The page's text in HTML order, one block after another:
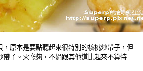
，原本是要點聽起來很特別的核桃炒帶子，但
帶子。火喉夠，不過跟其他道比起來不算特